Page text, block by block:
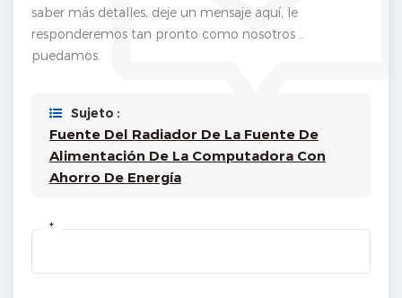
saber más detalles, deje un mensaje aquí, le
responderemos tan pronto como nosotros ..
puedamos.
Sujeto :
Fuente Del Radiador De La Fuente De
Alimentación De La Computadora Con
Ahorro De Energía
*